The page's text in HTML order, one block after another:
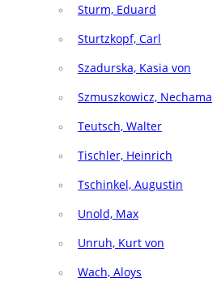
Sturm, Eduard
Sturtzkopf, Carl
Szadurska, Kasia von
Szmuszkowicz, Nechama
Teutsch, Walter
Tischler, Heinrich
Tschinkel, Augustin
Unold, Max
Unruh, Kurt von
Wach, Aloys